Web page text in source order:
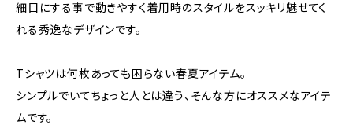
細目にする事で動きやすく着用時のスタイルをスッキリ魅せてく
れる秀逸なデザインです。
Tシャツは何枚あっても困らない春夏アイテム。
シンプルでいてちょっと人とは違う、そんな方にオススメなアイテ
ムです。